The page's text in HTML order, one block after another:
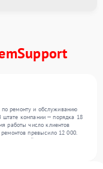
ремонту и обслуживанию
штате компании — порядка 18
работы число клиентов
превысило 12 000.
обращений, включая , , . Мы
стандарт качества